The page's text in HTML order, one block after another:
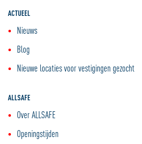
ACTUEEL
Nieuws
Blog
Nieuwe locaties voor vestigingen gezocht
ALLSAFE
Over ALLSAFE
Openingstijden